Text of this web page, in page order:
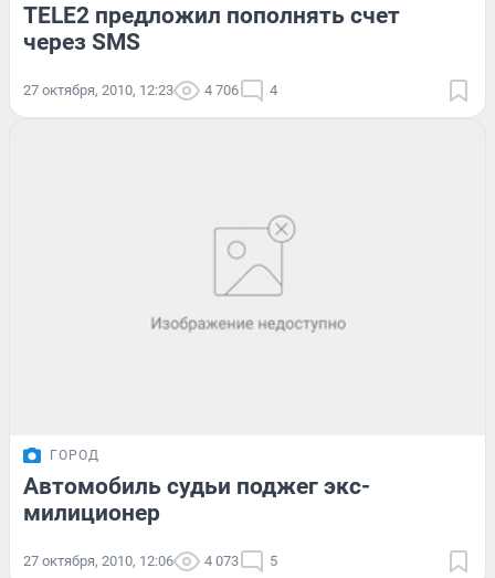
TELE2 предложил пополнять счет
через SMS
27 октября, 2010, 12:23 4 706 4
ГОРОД
Автомобиль судьи поджег экс-
милиционер
27 октября, 2010, 12:06 4 073 5